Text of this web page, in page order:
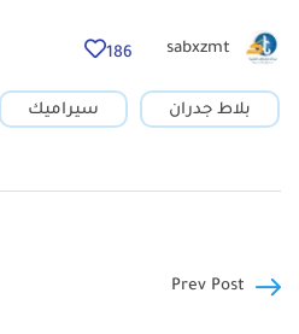
sabxzmt
186
بلاط جدران سيراميك
Prev Post